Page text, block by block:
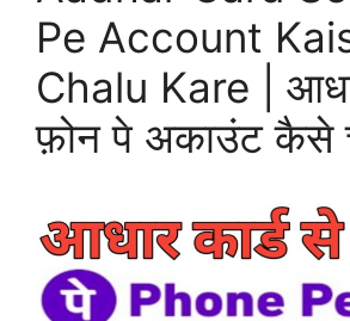
Pe Account
Chalu Kare |
फ़ोन पे अकाउंट कैसे